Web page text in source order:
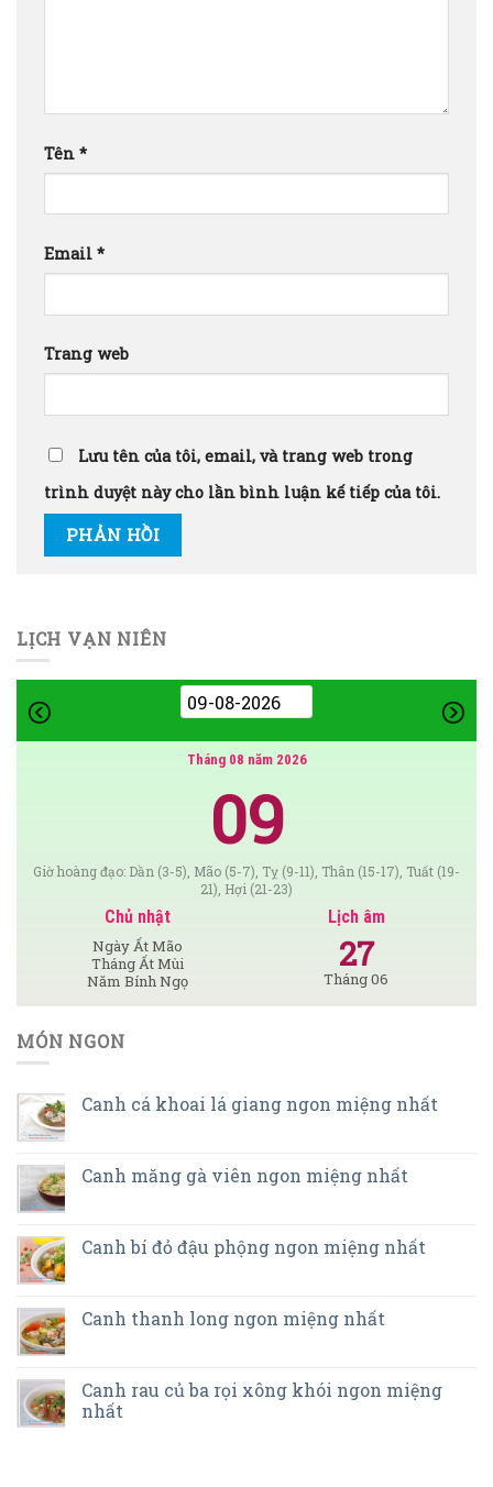
Tên *
Email *
Trang web
Lưu tên của tôi, email, và trang web trong
trình duyệt này cho lần bình luận kế tiếp của tôi.
LỊCH VẠN NIÊN
Tháng 08 năm 2026
09
Giờ hoàng đạo: Dần (3-5), Mão (5-7), Tỵ (9-11), Thân (15-17), Tuất (19-
21), Hợi (21-23)
Chủ nhật
Ngày Ất Mão
Tháng Ất Mùi
Năm Bính Ngọ
Lịch âm
27
Tháng 06
MÓN NGON
Canh cá khoai lá giang ngon miệng nhất
Canh măng gà viên ngon miệng nhất
Canh bí đỏ đậu phộng ngon miệng nhất
Canh thanh long ngon miệng nhất
Canh rau củ ba rọi xông khói ngon miệng
nhất